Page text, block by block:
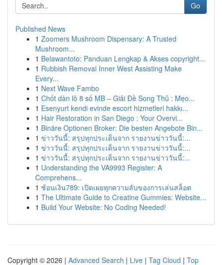
Go
Published News
1 Zoomers Mushroom Dispensary: A Trusted
Mushroom...
1 Belawantoto: Panduan Lengkap & Akses copyright...
1 Rubbish Removal Inner West Assisting Make
Every...
1 Next Wave Fambo
1 Chốt dàn lô 8 số MB – Giải Đề Song Thủ : Mẹo...
1 Esenyurt kendi evinde escort hizmetleri hakkı...
1 Hair Restoration in San Diego : Your Overvi...
1 Binäre Optionen Broker: Die besten Angebote Bin...
1 ข่าววันนี้: สรุปทุกประเด็นจาก รายงานข่าววันนี้:...
1 ข่าววันนี้: สรุปทุกประเด็นจาก รายงานข่าววันนี้:...
1 ข่าววันนี้: สรุปทุกประเด็นจาก รายงานข่าววันนี้:...
1 Understanding the VA9993 Register: A
Comprehens...
1 ช้อนเงิน789: เปิดเผยทุกความลับของการเล่นสล็อต
1 The Ultimate Guide to Creatine Gummies: Website...
1 Build Your Website: No Coding Needed!
Copyright © 2026 | Advanced Search | Live | Tag Cloud | Top